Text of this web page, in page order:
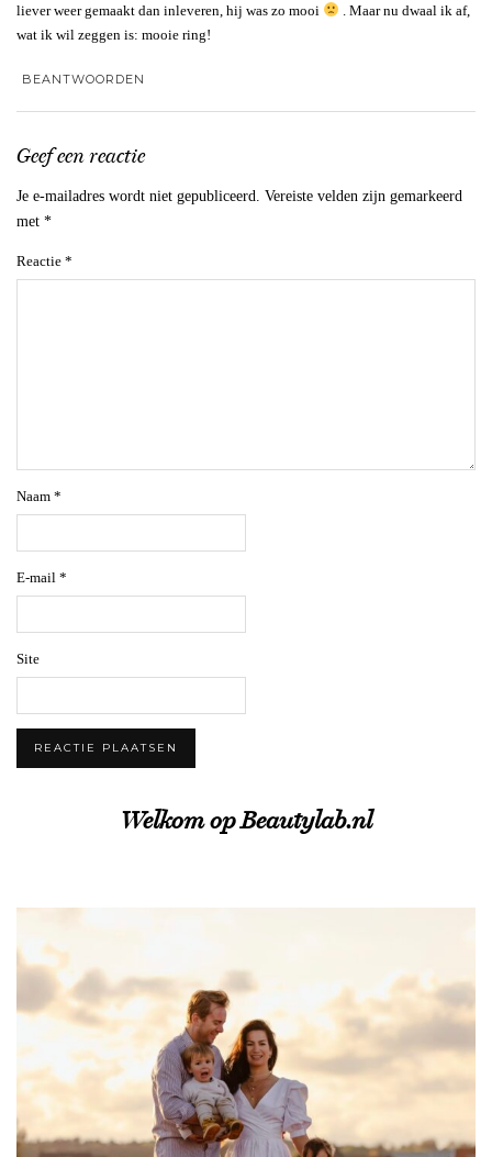
liever weer gemaakt dan inleveren, hij was zo mooi
. Maar nu dwaal ik af,
wat ik wil zeggen is: mooie ring!
BEANTWOORDEN
Geef een reactie
Je e-mailadres wordt niet gepubliceerd.
Vereiste velden zijn gemarkeerd
met *
Reactie *
Naam *
E-mail *
Site
Welkom op Beautylab.nl